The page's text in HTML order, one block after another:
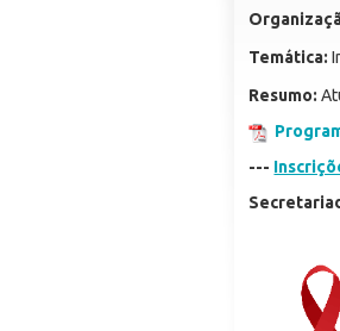
Temática:
Resumo:
---